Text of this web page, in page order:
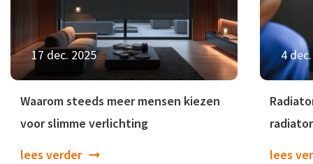
17 dec. 2025
Waarom steeds meer mensen kiezen
voor slimme verlichting
lees verder
4
lees